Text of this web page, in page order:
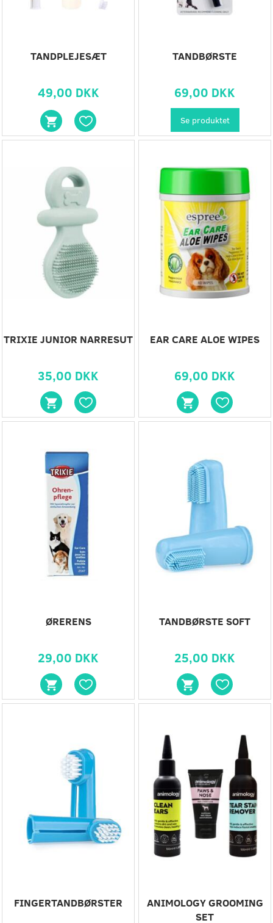
TANDPLEJESÆT
49,00 DKK
TANDBØRSTE
69,00 DKK
Se produktet
TRIXIE JUNIOR NARRESUT
35,00 DKK
EAR CARE ALOE WIPES
69,00 DKK
ØRERENS
29,00 DKK
TANDBØRSTE SOFT
25,00 DKK
FINGERTANDBØRSTER
ANIMOLOGY GROOMING
SET